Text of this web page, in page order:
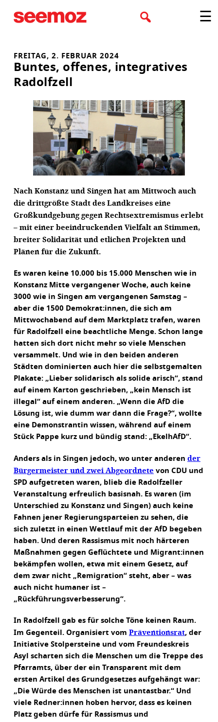
Inhalt
☰
FREITAG, 2. FEBRUAR 2024
Buntes, offenes, integratives
Radolfzell
Nach Konstanz und Singen hat am Mittwoch auch
die drittgrößte Stadt des Landkreises eine
Großkundgebung gegen Rechtsextremismus erlebt
– mit einer beeindruckenden Vielfalt an Stimmen,
breiter Solidarität und etlichen Projekten und
Plänen für die Zukunft.
Es waren keine 10.000 bis 15.000 Menschen wie in
Konstanz Mitte vergangener Woche, auch keine
3000 wie in Singen am vergangenen Samstag –
aber die 1500 Demokrat:innen, die sich am
Mittwochabend auf dem Marktplatz trafen, waren
für Radolfzell eine beachtliche Menge. Schon lange
hatten sich dort nicht mehr so viele Menschen
versammelt. Und wie in den beiden anderen
Städten dominierten auch hier die selbstgemalten
Plakate: „Lieber solidarisch als solide arisch“, stand
auf einem Karton geschrieben, „kein Mensch ist
illegal“ auf einem anderen. „Wenn die AfD die
Lösung ist, wie dumm war dann die Frage?“, wollte
eine Demonstrantin wissen, während auf einem
Stück Pappe kurz und bündig stand: „EkelhAfD“.
Anders als in Singen jedoch, wo unter anderen der
Bürgermeister und zwei Abgeordnete von CDU und
SPD aufgetreten waren, blieb die Radolfzeller
Veranstaltung erfreulich basisnah. Es waren (im
Unterschied zu Konstanz und Singen) auch keine
Fahnen jener Regierungsparteien zu sehen, die
sich zuletzt in einen Wettlauf mit der AfD begeben
haben. Und deren Rassismus mit noch härteren
Maßnahmen gegen Geflüchtete und Migrant:innen
bekämpfen wollen, etwa mit einem Gesetz, auf
dem zwar nicht „Remigration“ steht, aber – was
auch nicht humaner ist –
„Rückführungsverbesserung“.
In Radolfzell gab es für solche Töne keinen Raum.
Im Gegenteil. Organisiert vom Präventionsrat, der
Initiative Stolpersteine und vom Freundeskreis
Asyl scharten sich die Menschen um die Treppe des
Pfarramts, über der ein Transparent mit dem
ersten Artikel des Grundgesetzes aufgehängt war:
„Die Würde des Menschen ist unantastbar.“ Und
viele Redner:innen hoben hervor, dass es keinen
Platz geben dürfe für Rassismus und